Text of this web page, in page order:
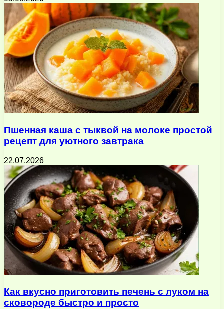
Пшенная каша с тыквой на молоке простой
рецепт для уютного завтрака
22.07.2026
Как вкусно приготовить печень с луком на
сковороде быстро и просто